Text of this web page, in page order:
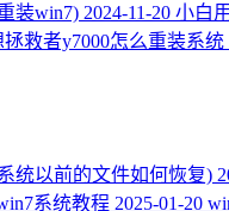
装win7) 2024-11-20 小白
救者y7000怎么重装系统
统以前的文件如何恢复)
系统教程 2025-01-20